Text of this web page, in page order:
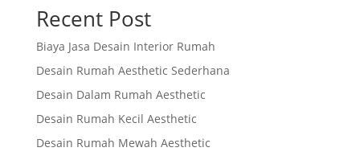
Recent Post
Biaya Jasa Desain Interior Rumah
Desain Rumah Aesthetic Sederhana
Desain Dalam Rumah Aesthetic
Desain Rumah Kecil Aesthetic
Desain Rumah Mewah Aesthetic